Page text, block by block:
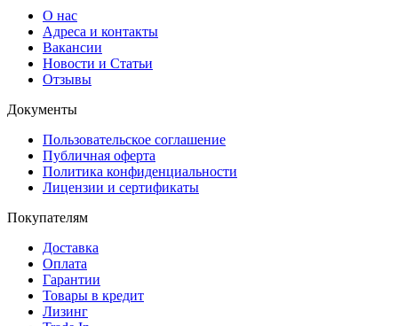
О нас
Адреса и контакты
Вакансии
Новости и Статьи
Отзывы
Документы
Пользовательское соглашение
Публичная оферта
Политика конфиденциальности
Лицензии и сертификаты
Покупателям
Доставка
Оплата
Гарантии
Товары в кредит
Лизинг